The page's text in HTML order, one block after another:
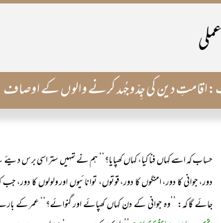
اقامتِ دین کی جِدّوجُہد کرنے والوں کے اوصاف
حساب کہ اسے کہاں فنا کیا، کہاں کھپایا؟‘‘ ہم نے تمہیں ستر اسی برس
دور، جوانی کا دور، امنگوں کا دور، قوتوں، توانائیوں اور ولولوں کا
جائے گا کہ: ’’وہ جوانی کے دن کہاں کھپائے اور گنوائے؟‘‘ عمر کے